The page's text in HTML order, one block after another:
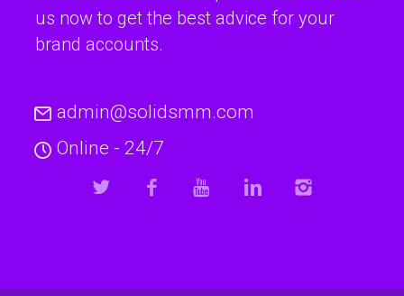
us now to get the best advice for your
brand accounts.
admin@solidsmm.com
Online - 24/7